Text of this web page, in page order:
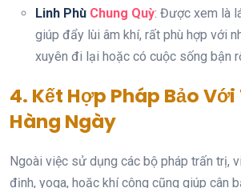
Linh Phù Chung Quỳ: Được xem là
giúp đẩy lùi âm khí, rất phù hợp với
xuyên đi lại hoặc có cuộc sống bận
4. Kết Hợp Pháp Bảo
Hàng Ngày
Ngoài việc sử dụng các bộ pháp trấn trị,
định, yoga, hoặc khí công cũng giúp cân